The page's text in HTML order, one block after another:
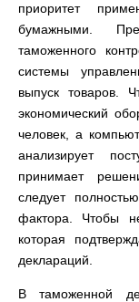
приоритет
бумажными.
таможенного
системы
выпуск товаров.
экономический
человек, а
анализирует
принимает
следует
фактора. Чтобы
которая
деклараций.
В таможенной